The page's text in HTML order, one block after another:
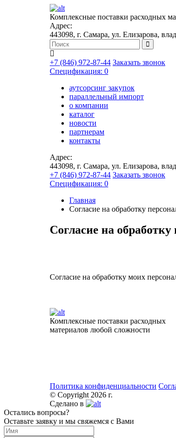
Комплексные поставки расходных
Адрес:
443098, г. Самара, ул. Елизарова,
+7 (846) 972-87-44 Заказать звонок
Спецификация: 0
аутсорсинг закупок
параллельный импорт
о компании
каталог
новости
партнерам
контакты
Адрес:
443098, г. Самара, ул. Елизарова,
+7 (846) 972-87-44 Заказать звонок
Спецификация: 0
Главная
Согласие на обработку
Согласие на
Согласие на обработку моих
Комплексные поставки расходных
материалов любой сложности
Политика конфиденциальности
© Copyright 2026 г.
Сделано в
Остались вопросы?
Оставьте заявку и мы свяжемся с Вами